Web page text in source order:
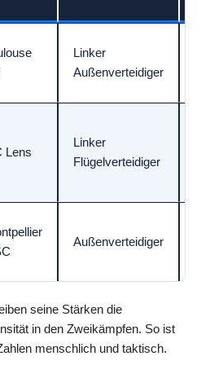
Linker
Außenverteidiger
Lens
Linker
Flügelverteidiger
Außenverteidiger
seine Stärken die
in den Zweikämpfen. So ist
menschlich und taktisch.